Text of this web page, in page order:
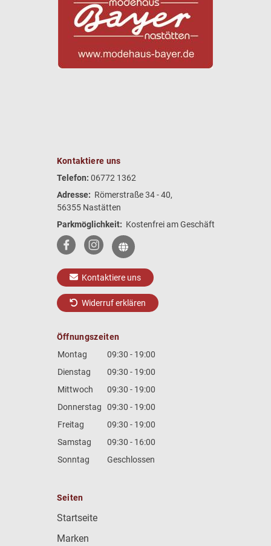
Kontaktiere uns
Telefon: 06772 1362
Adresse: Römerstraße 34 - 40,
56355 Nastätten
Parkmöglichkeit: Kostenfrei am Geschäft
Kontaktiere uns
Widerruf erklären
Öffnungszeiten
Montag
09:30 - 19:00
Dienstag
09:30 - 19:00
Mittwoch
09:30 - 19:00
Donnerstag
09:30 - 19:00
Freitag
09:30 - 19:00
Samstag
09:30 - 16:00
Sonntag
Geschlossen
Seiten
Startseite
Marken